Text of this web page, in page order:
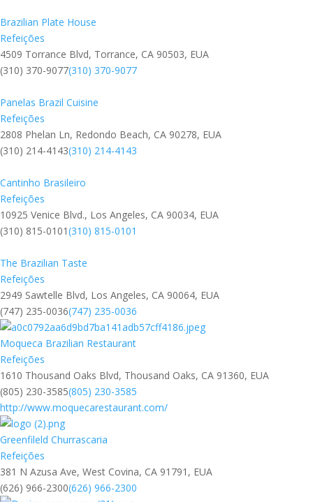
Brazilian Plate House
Refeições
4509 Torrance Blvd, Torrance, CA 90503, EUA
(310) 370-9077(310) 370-9077
Panelas Brazil Cuisine
Refeições
2808 Phelan Ln, Redondo Beach, CA 90278, EUA
(310) 214-4143(310) 214-4143
Cantinho Brasileiro
Refeições
10925 Venice Blvd., Los Angeles, CA 90034, EUA
(310) 815-0101(310) 815-0101
The Brazilian Taste
Refeições
2949 Sawtelle Blvd, Los Angeles, CA 90064, EUA
(747) 235-0036(747) 235-0036
Moqueca Brazilian Restaurant
Refeições
1610 Thousand Oaks Blvd, Thousand Oaks, CA 91360, EUA
(805) 230-3585(805) 230-3585
http://www.moquecarestaurant.com/
Greenfileld Churrascaria
Refeições
381 N Azusa Ave, West Covina, CA 91791, EUA
(626) 966-2300(626) 966-2300